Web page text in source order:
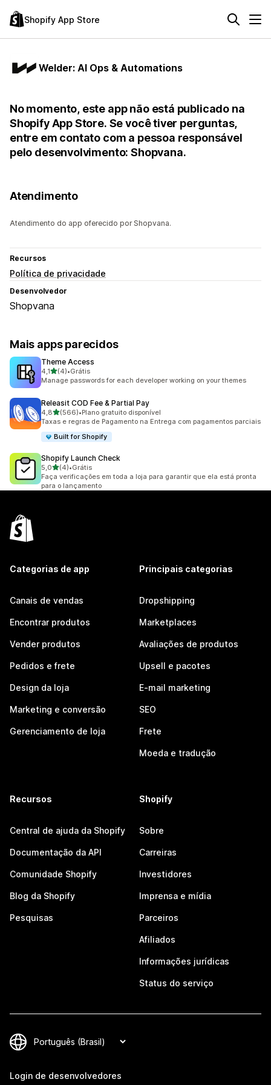
Shopify App Store
Welder: AI Ops & Automations
No momento, este app não está publicado na
Shopify App Store. Se você tiver perguntas,
entre em contato com a pessoa responsável
pelo desenvolvimento: Shopvana.
Atendimento
Atendimento do app oferecido por Shopvana.
Recursos
Política de privacidade
Desenvolvedor
Shopvana
Mais apps parecidos
Theme Access
4,1de 5 estrelas
(4)
4 avaliações ao todo
•Grátis
Manage passwords for each developer working on your themes
Releasit COD Fee & Partial Pay
4,8de 5 estrelas
(566)
566 avaliações ao todo
•Plano gratuito disponível
Taxas e regras de Pagamento na Entrega com pagamentos parciais
Built for Shopify
Shopify Launch Check
5,0de 5 estrelas
(4)
4 avaliações ao todo
•Grátis
Faça verificações em toda a loja para garantir que ela está pronta
para o lançamento
Categorias de app
Canais de vendas
Encontrar produtos
Vender produtos
Pedidos e frete
Design da loja
Marketing e conversão
Gerenciamento de loja
Principais categorias
Dropshipping
Marketplaces
Avaliações de produtos
Upsell e pacotes
E-mail marketing
SEO
Frete
Moeda e tradução
Recursos
Central de ajuda da Shopify
Documentação da API
Comunidade Shopify
Blog da Shopify
Pesquisas
Shopify
Sobre
Carreiras
Investidores
Imprensa e mídia
Parceiros
Afiliados
Informações jurídicas
Status do serviço
Login de desenvolvedores